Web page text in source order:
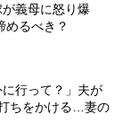
義母に怒り爆
めるべき？
に行って？」夫が
ちをかける…妻の